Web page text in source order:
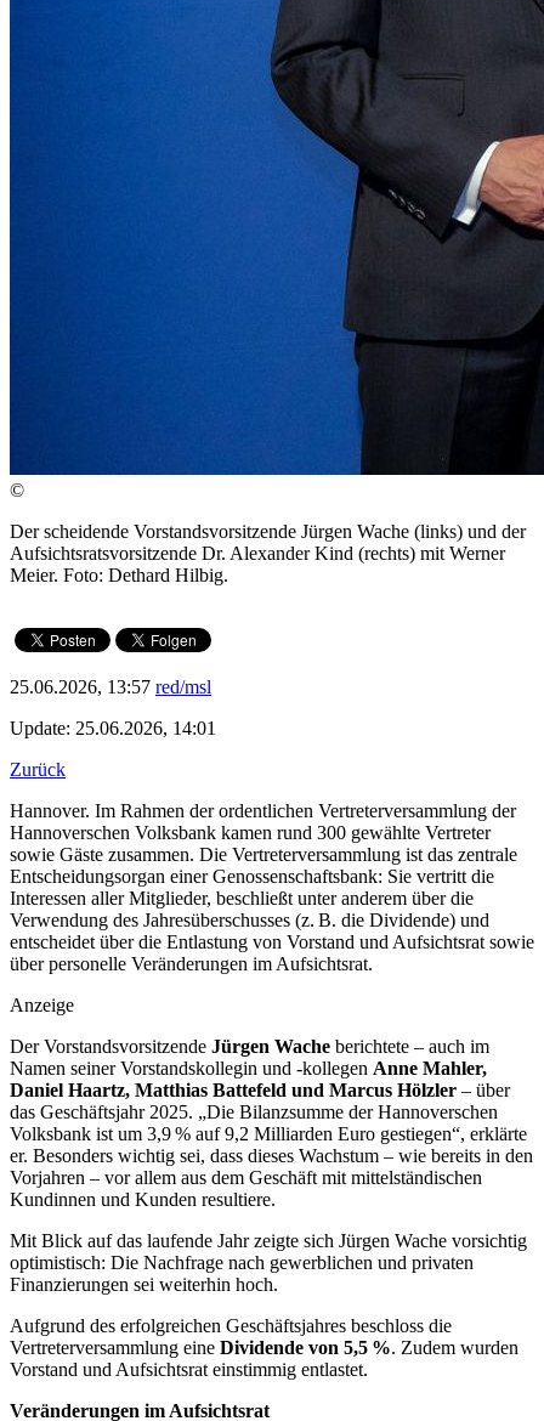
©
Der scheidende Vorstandsvorsitzende Jürgen Wache (links) und der
Aufsichtsratsvorsitzende Dr. Alexander Kind (rechts) mit Werner
Meier. Foto: Dethard Hilbig.
25.06.2026, 13:57 red/msl
Update: 25.06.2026, 14:01
Zurück
Hannover. Im Rahmen der ordentlichen Vertreterversammlung der
Hannoverschen Volksbank kamen rund 300 gewählte Vertreter
sowie Gäste zusammen. Die Vertreterversammlung ist das zentrale
Entscheidungsorgan einer Genossenschaftsbank: Sie vertritt die
Interessen aller Mitglieder, beschließt unter anderem über die
Verwendung des Jahresüberschusses (z. B. die Dividende) und
entscheidet über die Entlastung von Vorstand und Aufsichtsrat sowie
über personelle Veränderungen im Aufsichtsrat.
Anzeige
Der Vorstandsvorsitzende Jürgen Wache berichtete – auch im
Namen seiner Vorstandskollegin und -kollegen Anne Mahler,
Daniel Haartz, Matthias Battefeld und Marcus Hölzler – über
das Geschäftsjahr 2025. „Die Bilanzsumme der Hannoverschen
Volksbank ist um 3,9 % auf 9,2 Milliarden Euro gestiegen“, erklärte
er. Besonders wichtig sei, dass dieses Wachstum – wie bereits in den
Vorjahren – vor allem aus dem Geschäft mit mittelständischen
Kundinnen und Kunden resultiere.
Mit Blick auf das laufende Jahr zeigte sich Jürgen Wache vorsichtig
optimistisch: Die Nachfrage nach gewerblichen und privaten
Finanzierungen sei weiterhin hoch.
Aufgrund des erfolgreichen Geschäftsjahres beschloss die
Vertreterversammlung eine Dividende von 5,5 %. Zudem wurden
Vorstand und Aufsichtsrat einstimmig entlastet.
Veränderungen im Aufsichtsrat